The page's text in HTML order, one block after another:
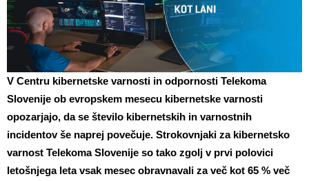
V Centru kibernetske varnosti in odpornosti Telekoma
Slovenije ob evropskem mesecu kibernetske varnosti
opozarjajo, da se število kibernetskih in varnostnih
incidentov še naprej povečuje. Strokovnjaki za kibernetsko
varnost Telekoma Slovenije so tako zgolj v prvi polovici
letošnjega leta vsak mesec obravnavali za več kot 65 % več